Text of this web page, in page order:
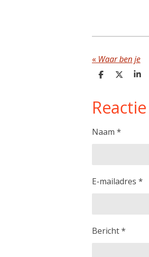
« Waar ben je
D
e
n
D
S
e
Naam *
E-mailadres *
Bericht *